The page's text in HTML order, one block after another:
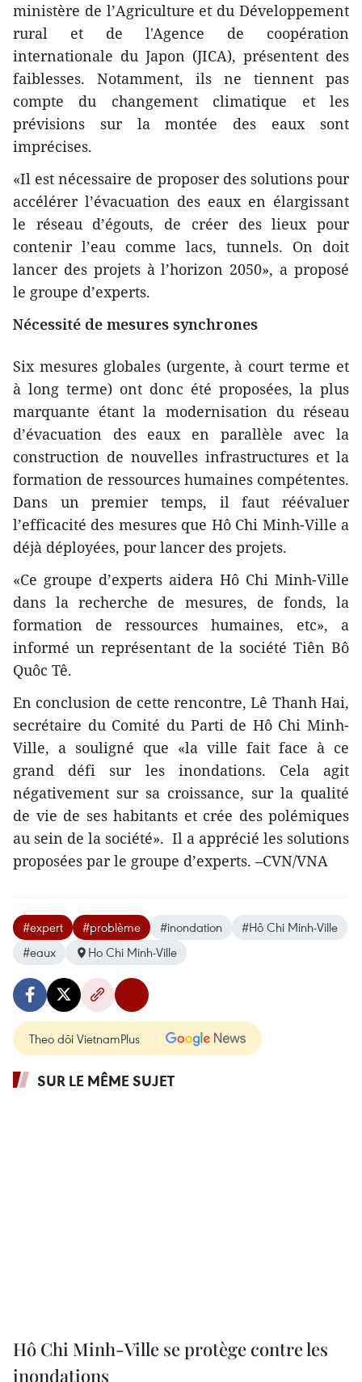
ministère de l’Agriculture et du Développement
rural et de l'Agence de coopération
internationale du Japon (JICA), présentent des
faiblesses. Notamment, ils ne tiennent pas
compte du changement climatique et les
prévisions sur la montée des eaux sont
imprécises.
«Il est nécessaire de proposer des solutions pour
accélérer l’évacuation des eaux en élargissant
le réseau d’égouts, de créer des lieux pour
contenir l’eau comme lacs, tunnels. On doit
lancer des projets à l’horizon 2050», a proposé
le groupe d’experts.
Nécessité de mesures synchrones
Six mesures globales (urgente, à court terme et
à long terme) ont donc été proposées, la plus
marquante étant la modernisation du réseau
d’évacuation des eaux en parallèle avec la
construction de nouvelles infrastructures et la
formation de ressources humaines compétentes.
Dans un premier temps, il faut réévaluer
l’efficacité des mesures que Hô Chi Minh-Ville a
déjà déployées, pour lancer des projets.
«Ce groupe d’experts aidera Hô Chi Minh-Ville
dans la recherche de mesures, de fonds, la
formation de ressources humaines, etc», a
informé un représentant de la société Tiên Bô
Quôc Tê.
En conclusion de cette rencontre, Lê Thanh Hai,
secrétaire du Comité du Parti de Hô Chi Minh-
Ville, a souligné que «la ville fait face à ce
grand défi sur les inondations. Cela agit
négativement sur sa croissance, sur la qualité
de vie de ses habitants et crée des polémiques
au sein de la société». Il a apprécié les solutions
proposées par le groupe d’experts. –CVN/VNA
#expert #problème #inondation
#Hô Chi Minh-Ville
#eaux
Ho Chi Minh-Ville
Theo dõi VietnamPlus
SUR LE MÊME SUJET
Hô Chi Minh-Ville se protège contre les
inondations